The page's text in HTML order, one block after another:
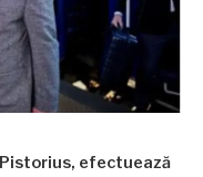
efectuează